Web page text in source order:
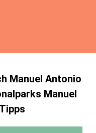
Manuel Antonio
Manuel